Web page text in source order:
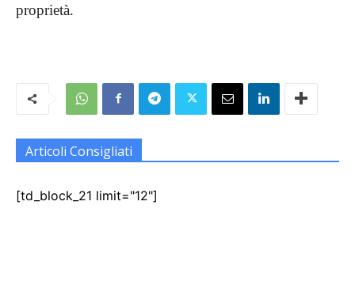
proprietà.
Articoli Consigliati
[td_block_21 limit="12"]